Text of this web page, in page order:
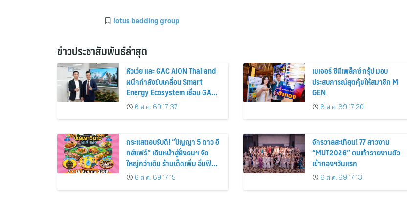
lotus bedding group
ข่าวประชาสัมพันธ์ล่าสุด
หัวเว่ย และ GAC AION Thailand
ผนึกกำลังขับเคลื่อน Smart
Energy Ecosystem เชื่อม GAC
GN8 PHEV รถยนต์ MPV ระดับ
พรีเมียม เข้ากับพลังงานแสง
6 ส.ค. 69 17:37
เมเจอร์ ซีนีเพล็กซ์ กรุ้ป มอบ
ประสบการณ์สุดคุ้มให้สมาชิก M
GEN
6 ส.ค. 69 17:20
กระแสตอบรับดี! “ปัญญา 5 ดาว อี
ทส์แฟร์” เดินหน้าสู่ฝั่งธนฯ จัด
ใหญ่กว่าเดิม ร้านเด็ดเพิ่ม อิ่มฟิน
10 วันเต็ม!
6 ส.ค. 69 17:15
จักรวาลสะเทือน! 77 สาวงาม
“MUT2026” ตบเท้ารายงานตัว
เข้ากองฯวันแรก
6 ส.ค. 69 17:13